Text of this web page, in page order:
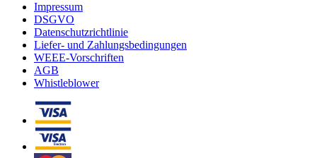
Impressum
DSGVO
Datenschutzrichtlinie
Liefer- und Zahlungsbedingungen
WEEE-Vorschriften
AGB
Whistleblower